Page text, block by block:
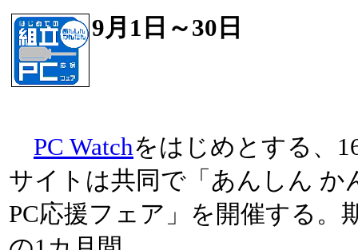
9月1日～30日
PC Watchをはじめとする、
サイトは共同で「あんしん か
PC応援フェア」を開催する。